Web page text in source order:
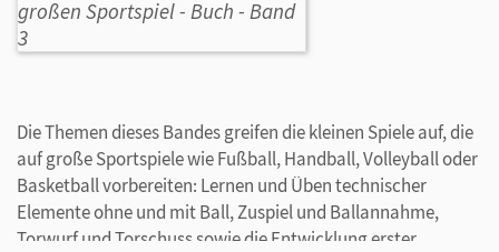
Die Themen dieses Bandes greifen die kleinen Spiele auf, die
auf große Sportspiele wie Fußball, Handball, Volleyball oder
Basketball vorbereiten: Lernen und Üben technischer
Elemente ohne und mit Ball, Zuspiel und Ballannahme,
Torwurf und Torschuss sowie die Entwicklung erster